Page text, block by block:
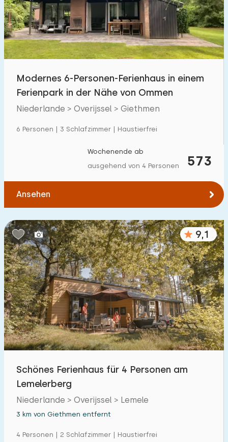
Schwimmbad 17
Eingezäunter Garten 7
Haustierfrei 26
Ladestation Auto
€ 0 — € 1000+
Schlafzimmern:
1 2 3 4 5
Badezimmer:
1 2 3 4 5
Entfernungen
Von Giethmen(max. km):
Modernes 6-Personen-Ferienhaus in einem
Ferienpark in der Nähe von Ommen
Niederlande > Overijssel > Giethmen
6 Personen | 3 Schlafzimmer | Haustierfrei
573
Wochenende ab
ausgehend von 4 Personen
Ansehen
9,1
Schönes Ferienhaus für 4 Personen am
Lemelerberg
Niederlande > Overijssel > Lemele
3 km von Giethmen entfernt
4 Personen | 2 Schlafzimmer | Haustierfrei